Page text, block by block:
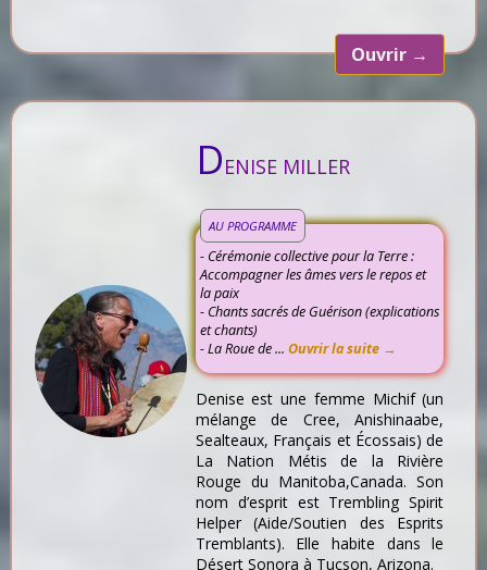
Ouvrir →
DENISE MILLER
AU PROGRAMME
- Cérémonie collective pour la Terre :
Accompagner les âmes vers le repos et
la paix
- Chants sacrés de Guérison (explications
et chants)
- La Roue de ... Ouvrir la suite →
Denise est une femme Michif (un
mélange de Cree, Anishinaabe,
Sealteaux, Français et Écossais) de
La Nation Métis de la Rivière
Rouge du Manitoba,Canada. Son
nom d’esprit est Trembling Spirit
Helper (Aide/Soutien des Esprits
Tremblants). Elle habite dans le
Désert Sonora à Tucson, Arizona.